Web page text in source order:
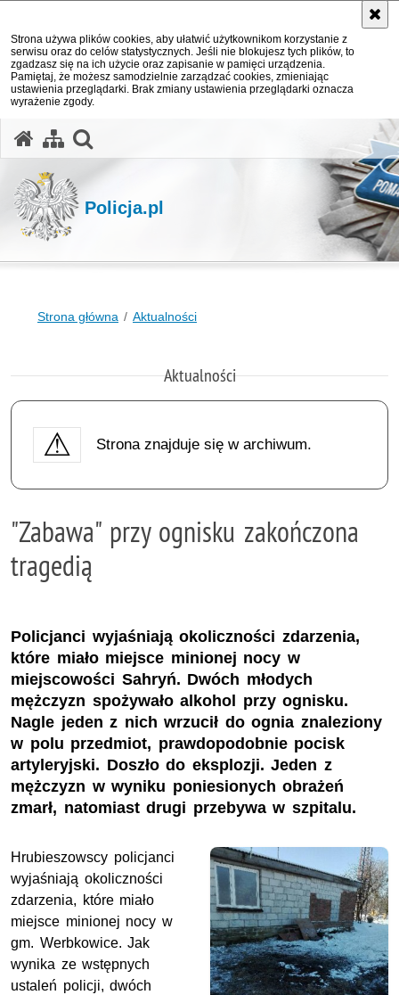
Strona używa plików cookies, aby ułatwić użytkownikom korzystanie z
serwisu oraz do celów statystycznych. Jeśli nie blokujesz tych plików, to
zgadzasz się na ich użycie oraz zapisanie w pamięci urządzenia.
Pamiętaj, że możesz samodzielnie zarządzać cookies, zmieniając
ustawienia przeglądarki. Brak zmiany ustawienia przeglądarki oznacza
wyrażenie zgody.
Policja.pl
Strona główna Aktualności
Aktualności
Strona znajduje się w archiwum.
"Zabawa" przy ognisku zakończona
tragedią
Policjanci wyjaśniają okoliczności zdarzenia,
które miało miejsce minionej nocy w
miejscowości Sahryń. Dwóch młodych
mężczyzn spożywało alkohol przy ognisku.
Nagle jeden z nich wrzucił do ognia znaleziony
w polu przedmiot, prawdopodobnie pocisk
artyleryjski. Doszło do eksplozji. Jeden z
mężczyzn w wyniku poniesionych obrażeń
zmarł, natomiast drugi przebywa w szpitalu.
Hrubieszowscy policjanci
wyjaśniają okoliczności
zdarzenia, które miało
miejsce minionej nocy w
gm. Werbkowice. Jak
wynika ze wstępnych
ustaleń policji, dwóch